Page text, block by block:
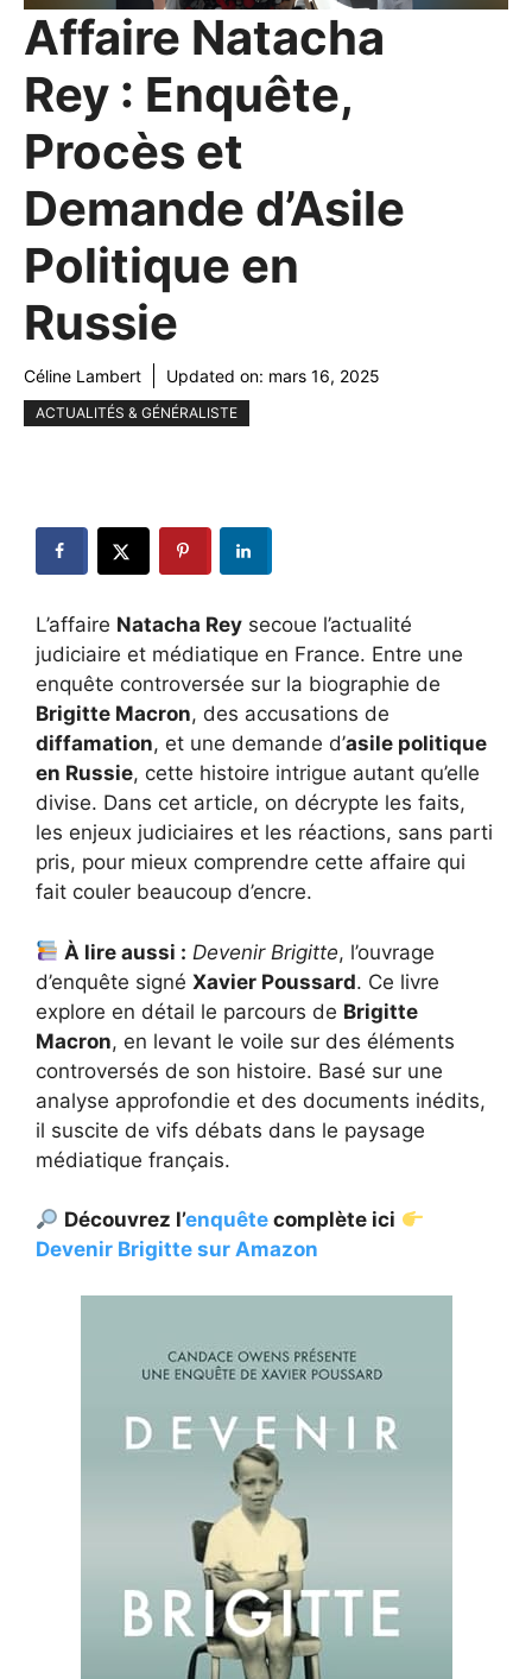
Affaire Natacha
Rey : Enquête,
Procès et
Demande d’Asile
Politique en
Russie
Céline Lambert Updated on: mars 16, 2025
ACTUALITÉS & GÉNÉRALISTE
L’affaire Natacha Rey secoue l’actualité
judiciaire et médiatique en France. Entre une
enquête controversée sur la biographie de
Brigitte Macron, des accusations de
diffamation, et une demande d’asile politique
en Russie, cette histoire intrigue autant qu’elle
divise. Dans cet article, on décrypte les faits,
les enjeux judiciaires et les réactions, sans parti
pris, pour mieux comprendre cette affaire qui
fait couler beaucoup d’encre.
À lire aussi : Devenir Brigitte, l’ouvrage
d’enquête signé Xavier Poussard. Ce livre
explore en détail le parcours de Brigitte
Macron, en levant le voile sur des éléments
controversés de son histoire. Basé sur une
analyse approfondie et des documents inédits,
il suscite de vifs débats dans le paysage
médiatique français.
Découvrez l’enquête complète ici
Devenir Brigitte sur Amazon